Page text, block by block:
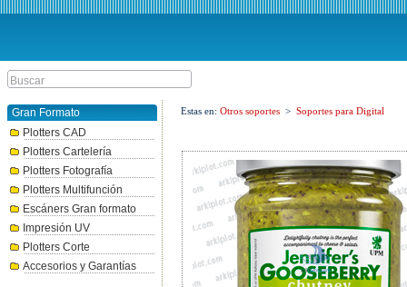
Gran Formato
Plotters CAD
Plotters Cartelería
Plotters Fotografía
Plotters Multifunción
Escáners Gran formato
Impresión UV
Plotters Corte
Accesorios y Garantías
Estas en: Otros soportes > Soportes para Digital